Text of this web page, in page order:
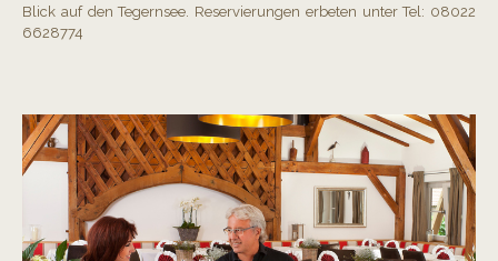
Blick auf den Tegernsee. Reservierungen erbeten unter Tel: 08022
6628774